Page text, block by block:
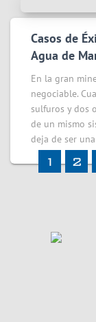
Casos de
Agua de
En la gran
negociable.
sulfuros y dos
de un mismo
deja de ser